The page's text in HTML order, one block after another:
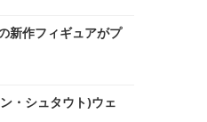
新作フィギュアがプ
・シュタウト)ウェ